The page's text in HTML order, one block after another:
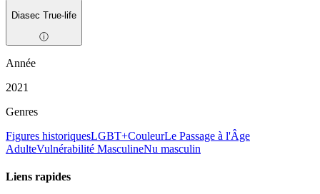
Diasec True-life
ⓘ
Année
2021
Genres
Figures historiquesLGBT+CouleurLe Passage à l'Âge
AdulteVulnérabilité MasculineNu masculin
Liens rapides